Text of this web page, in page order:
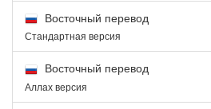
Восточный перевод
Стандартная версия
Восточный перевод
Аллах версия